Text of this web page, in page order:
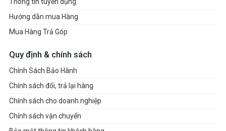
Hướng dẫn mua Hàng
Mua Hàng Trả Góp
Quy định & chính sách
Chính Sách Bảo Hành
Chính sách đổi, trả lại hàng
Chính sách cho doanh nghiệp
Chính sách vận chuyển